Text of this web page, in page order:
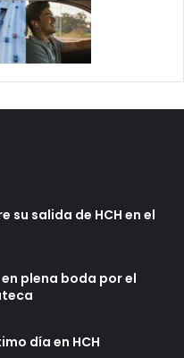
su salida de HCH en el
plena boda por el
día en HCH